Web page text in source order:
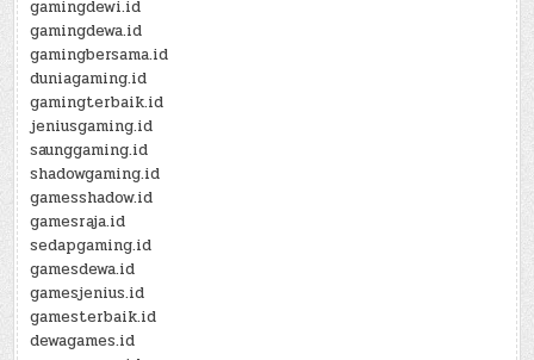
gamingdewi.id
gamingdewa.id
gamingbersama.id
duniagaming.id
gamingterbaik.id
jeniusgaming.id
saunggaming.id
shadowgaming.id
gamesshadow.id
gamesraja.id
sedapgaming.id
gamesdewa.id
gamesjenius.id
gamesterbaik.id
dewagames.id